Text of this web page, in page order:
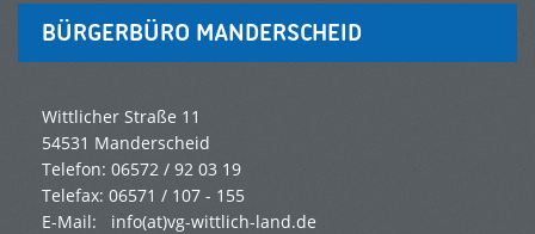
BÜRGERBÜRO MANDERSCHEID
Wittlicher Straße 11
54531 Manderscheid
Telefon: 06572 / 92 03 19
Telefax: 06571 / 107 - 155
E-Mail: info(at)vg-wittlich-land.de